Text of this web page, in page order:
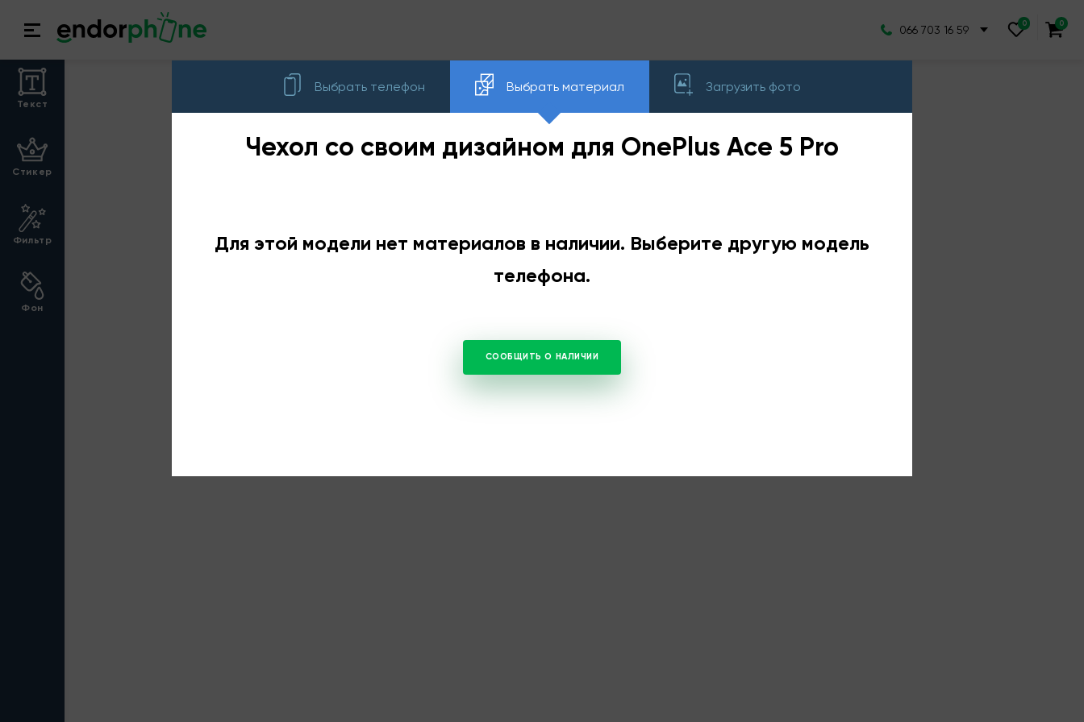
Выбрать телефон Выбрать материал Загрузить фото
Чехол со своим дизайном для OnePlus Ace 5 Pro
Для этой модели нет материалов в наличии. Выберите другую модель
телефона.
СООБЩИТЬ О НАЛИЧИИ
066 703 16 59
Текст
Стикер
Фильтр
Фон